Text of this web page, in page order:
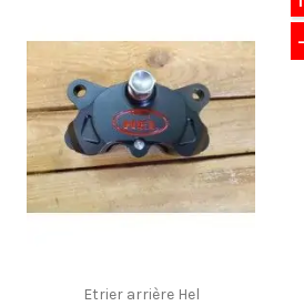
Etrier arrière Hel